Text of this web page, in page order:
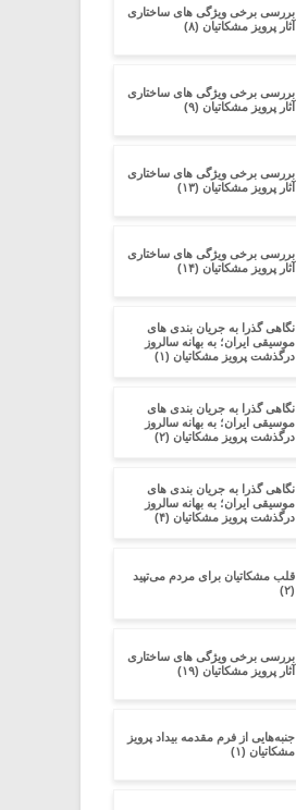
بررسی برخی ویژگی های ساختاری
آثار پرویز مشکاتیان (۸)
بررسی برخی ویژگی های ساختاری
آثار پرویز مشکاتیان (۹)
بررسی برخی ویژگی های ساختاری
آثار پرویز مشکاتیان (۱۳)
بررسی برخی ویژگی های ساختاری
آثار پرویز مشکاتیان (۱۴)
نگاهی گذرا به جریان بندی های
موسیقی ایران؛ به بهانه سالروز
درگذشت پرویز مشکاتیان (۱)
نگاهی گذرا به جریان بندی های
موسیقی ایران؛ به بهانه سالروز
درگذشت پرویز مشکاتیان (۲)
نگاهی گذرا به جریان بندی های
موسیقی ایران؛ به بهانه سالروز
درگذشت پرویز مشکاتیان (۴)
قلب مشکاتیان برای مردم می‌تپید
(۲)
بررسی برخی ویژگی های ساختاری
آثار پرویز مشکاتیان (۱۹)
جنبه‌هایی از فرم مقدمه‌ بیداد پرویز
مشکاتیان (۱)